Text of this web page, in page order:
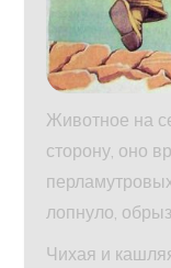
Животное на
сторону, оно
лопнуло,
Чихая и